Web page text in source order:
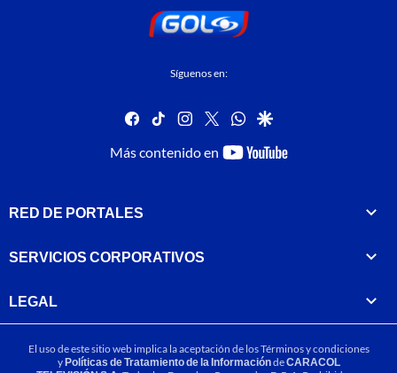
Síguenos en:
facebook
tiktok instagram
twitterwhatsapp
google
Más contenido en
youtube-
RED DE PORTALES
SERVICIOS CORPORATIVOS
LEGAL
El uso de este sitio web implica la aceptación de losTérminos y condiciones
yPolíticas de Tratamiento de la InformacióndeCARACOL